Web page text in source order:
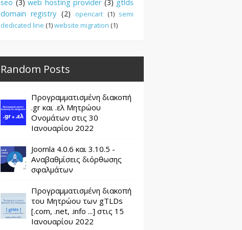
seo (3) web hosting provider (3) gtlds
domain registry (2) opencart (1) semi
dedicated line (1)website migration (1)
Random Posts
Προγραμματισμένη διακοπή
.gr και .ελ Μητρώου
Ονομάτων στις 30
Ιανουαρίου 2022
Joomla 4.0.6 και 3.10.5 -
Αναβαθμίσεις διόρθωσης
σφαλμάτων
Προγραμματισμένη διακοπή
του Μητρώου των gTLDs
[.com, .net, .info ...] στις 15
Ιανουαρίου 2022